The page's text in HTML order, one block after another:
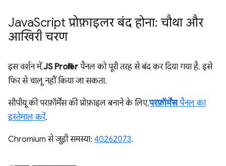
JavaScript प्रोफ़ाइलर बंद होना: चौथा और
आखिरी चरण
इस वर्शन में,JS Profiler पैनल को पूरी तरह से बंद कर दिया गया है. इसे
फिर से चालू नहीं किया जा सकता.
सीपीयू की परफ़ॉर्मेंस की प्रोफ़ाइल बनाने के लिए,परफ़ॉर्मेंसपैनल का
इस्तेमाल करें.
Chromium से जुड़ी समस्या: 40262073.